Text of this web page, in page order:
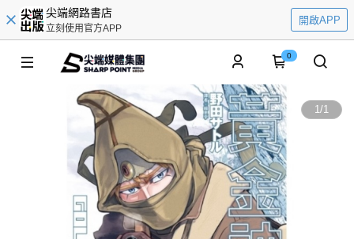
尖端網路書店
立刻使用官方APP
開啟APP
0
1/1